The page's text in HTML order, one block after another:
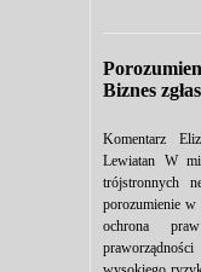
Biznes
Komentarz
Lewiatan W
trójstronnych
porozumienie
ochrona